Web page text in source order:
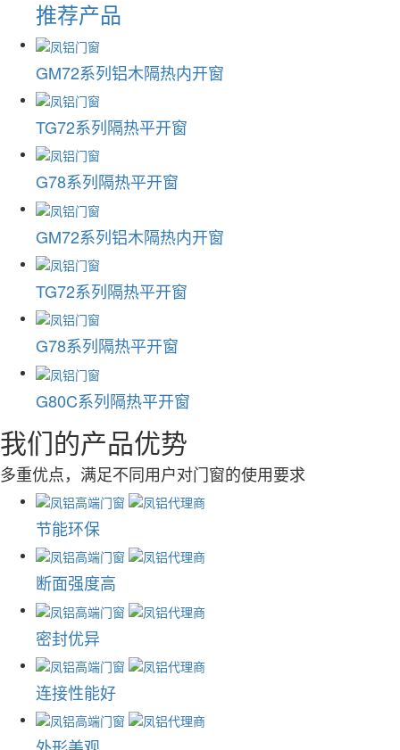
推荐产品
GM72系列铝木隔热内开窗
TG72系列隔热平开窗
G78系列隔热平开窗
GM72系列铝木隔热内开窗
TG72系列隔热平开窗
G78系列隔热平开窗
G80C系列隔热平开窗
我们的产品优势
多重优点，满足不同用户对门窗的使用要求
节能环保
断面强度高
密封优异
连接性能好